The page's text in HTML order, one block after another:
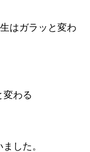
はガラッと変わ
変わる
した。